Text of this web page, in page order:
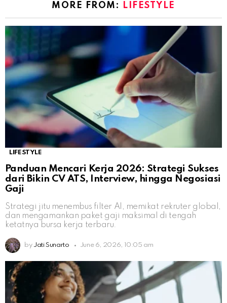
MORE FROM: LIFESTYLE
LIFESTYLE
Panduan Mencari Kerja 2026: Strategi Sukses
dari Bikin CV ATS, Interview, hingga Negosiasi
Gaji
Strategi jitu menembus filter AI, memikat rekruter global,
dan mengamankan paket gaji maksimal di tengah
ketatnya bursa kerja terbaru.
by Jati Sunarto June 6, 2026, 10:05 am